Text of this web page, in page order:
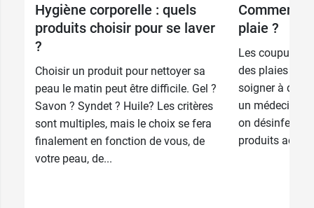
Hygiène corporelle : quels
produits choisir pour se laver
?
Choisir un produit pour nettoyer sa
peau le matin peut être difficile. Gel ?
Savon ? Syndet ? Huile? Les critères
sont multiples, mais le choix se fera
finalement en fonction de vous, de
votre peau, de...
Comment
plaie ?
Les coupures
des plaies
soigner à
un médecin.
on
produits